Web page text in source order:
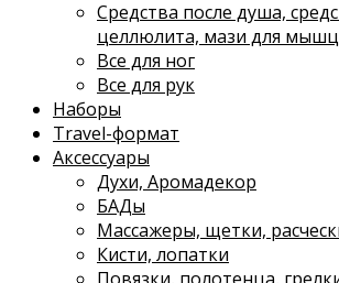
Средства после душа,
целлюлита, мази для мышц
Все для ног
Все для рук
Наборы
Travel-формат
Аксессуары
Духи, Аромадекор
БАДы
Массажеры, щетки,
Кисти, лопатки